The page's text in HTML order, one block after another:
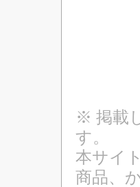
※ 掲載
す。
本サイ
商品、